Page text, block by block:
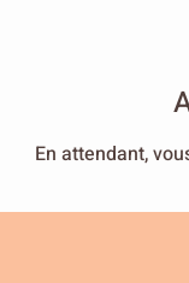
En attendant,